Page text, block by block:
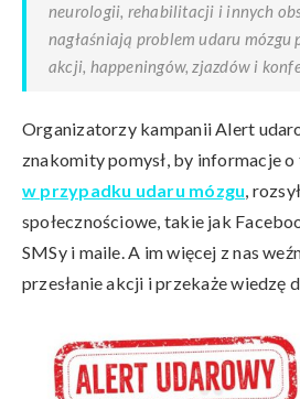
neurologii, rehabilitacji i innych
nagłaśniają problem udaru mózgu
akcji, happeningów, zjazdów i
Organizatorzy kampanii Alert
znakomity pomysł, by informacje o
w przypadku udaru mózgu,
społecznościowe, takie jak
SMSy i maile. A im więcej z nas
przesłanie akcji i przekaże wiedzę